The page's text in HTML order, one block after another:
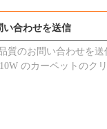
い合わせを送信